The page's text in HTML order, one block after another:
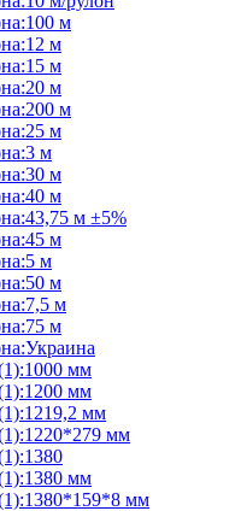
м
м
м
м
м
м
м
м
м
м ±5%
м
м
м
м
м
мм
мм
мм
мм
мм
мм